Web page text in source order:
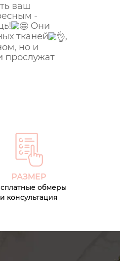
ваш
-
Они
тканей
,
но и
прослужат
РАЗМЕР
обмеры
и консультация